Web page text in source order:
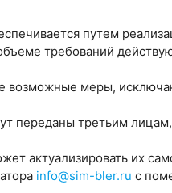
путем
требований
возможные меры,
переданы третьим
актуализировать их
info@sim-bler.ru с